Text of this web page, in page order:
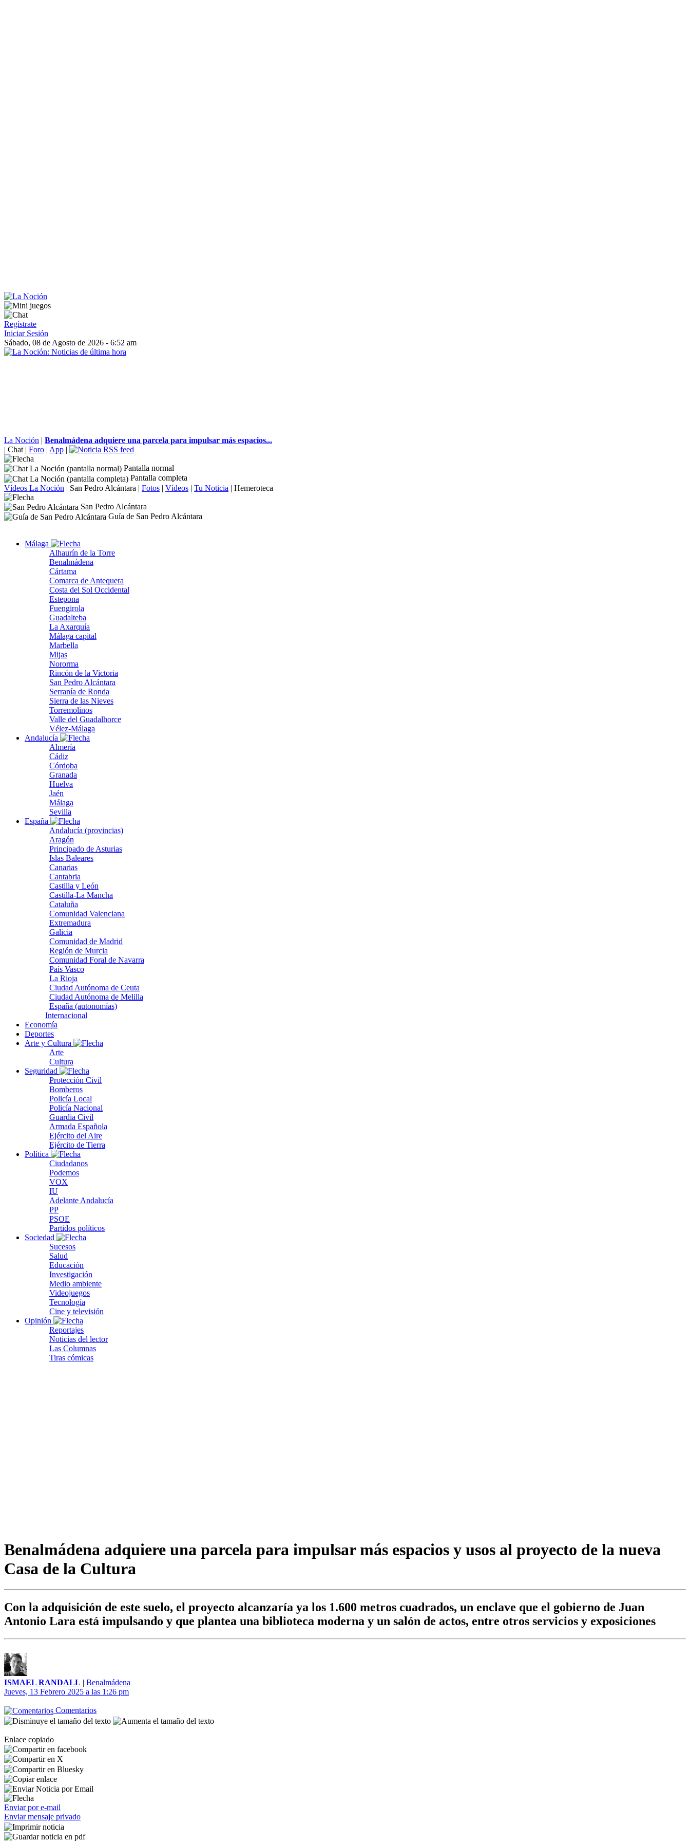
Regístrate
Iniciar Sesión
Sábado, 08 de Agosto de 2026 - 6:52 am
La Noción | Benalmádena adquiere una parcela para impulsar más espacios...
| Chat | Foro | App |
Pantalla normal
Pantalla completa
Vídeos La Noción | San Pedro Alcántara | Fotos | Vídeos | Tu Noticia | Hemeroteca
San Pedro Alcántara
Guía de San Pedro Alcántara
Málaga
Alhaurín de la Torre
Benalmádena
Cártama
Comarca de Antequera
Costa del Sol Occidental
Estepona
Fuengirola
Guadalteba
La Axarquía
Málaga capital
Marbella
Mijas
Nororma
Rincón de la Victoria
San Pedro Alcántara
Serranía de Ronda
Sierra de las Nieves
Torremolinos
Valle del Guadalhorce
Vélez-Málaga
Andalucía
Almería
Cádiz
Córdoba
Granada
Huelva
Jaén
Málaga
Sevilla
España
Andalucía (provincias)
Aragón
Principado de Asturias
Islas Baleares
Canarias
Cantabria
Castilla y León
Castilla-La Mancha
Cataluña
Comunidad Valenciana
Extremadura
Galicia
Comunidad de Madrid
Región de Murcia
Comunidad Foral de Navarra
País Vasco
La Rioja
Ciudad Autónoma de Ceuta
Ciudad Autónoma de Melilla
España (autonomías)
Internacional
Economía
Deportes
Arte y Cultura
Arte
Cultura
Seguridad
Protección Civil
Bomberos
Policía Local
Policía Nacional
Guardia Civil
Armada Española
Ejército del Aire
Ejército de Tierra
Política
Ciudadanos
Podemos
VOX
IU
Adelante Andalucía
PP
PSOE
Partidos políticos
Sociedad
Sucesos
Salud
Educación
Investigación
Medio ambiente
Videojuegos
Tecnología
Cine y televisión
Opinión
Reportajes
Noticias del lector
Las Columnas
Tiras cómicas
Benalmádena adquiere una parcela para impulsar más espacios y usos al proyecto de la nueva
Casa de la Cultura
Con la adquisición de este suelo, el proyecto alcanzaría ya los 1.600 metros cuadrados, un enclave que el gobierno de Juan
Antonio Lara está impulsando y que plantea una biblioteca moderna y un salón de actos, entre otros servicios y exposiciones
ISMAEL RANDALL | Benalmádena
Jueves, 13 Febrero 2025 a las 1:26 pm
Comentarios
Enlace copiado
Enviar por e-mail
Enviar mensaje privado